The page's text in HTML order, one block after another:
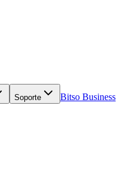
Soporte Bitso Business